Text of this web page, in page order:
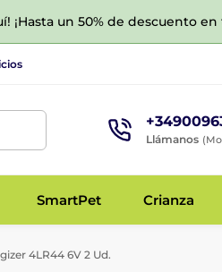
¡Hasta un 50% de descuento
Llámanos
SmartPet Crianza
4LR44 6V 2 Ud.